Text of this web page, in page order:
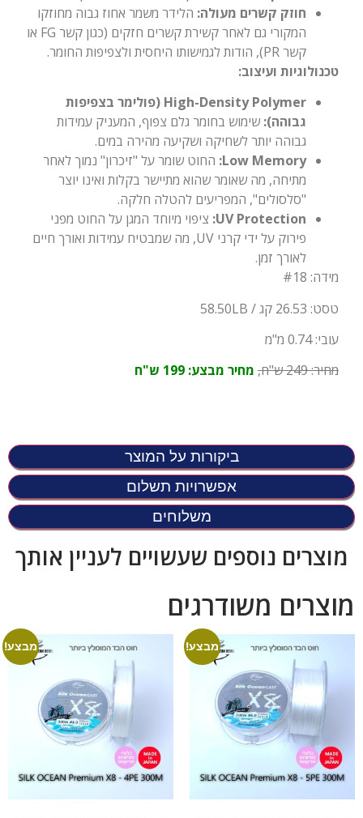
ביקורות על המוצר
אפשרויות תשלום
משלוחים
חוזק קשרים מעולה: הלידר משמר אחוז גבוה מחוזקו
המקורי גם לאחר קשירת קשרים חזקים (כגון קשר FG או
קשר PR), הודות לגמישותו היחסית ולצפיפות החומר.
טכנולוגיות ועיצוב:
High-Density Polymer (פולימר בצפיפות
גבוהה): שימוש בחומר גלם צפוף, המעניק עמידות
גבוהה יותר לשחיקה ושקיעה מהירה במים.
Low Memory: החוט שומר על "זיכרון" נמוך לאחר
מתיחה, מה שאומר שהוא מתיישר בקלות ואינו יוצר
"סלסולים", המפריעים להטלה חלקה.
UV Protection: ציפוי מיוחד המגן על החוט מפני
פירוק על ידי קרני UV, מה שמבטיח עמידות ואורך חיים
לאורך זמן.
מידה: #18
טסט: 26.53 קג / 58.50LB
עובי: 0.74 מ"מ
מחיר: 249 ש"ח,
מחיר מבצע: 199 ש"ח
מוצרים נוספים שעשויים לעניין אותך
מוצרים משודרגים
מבצע! מבצע!